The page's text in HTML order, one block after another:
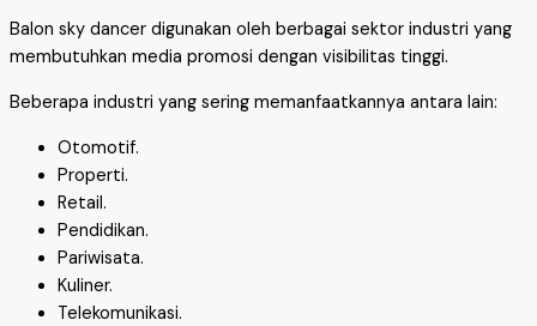
Balon sky dancer digunakan oleh berbagai sektor industri yang
membutuhkan media promosi dengan visibilitas tinggi.
Beberapa industri yang sering memanfaatkannya antara lain:
Otomotif.
Properti.
Retail.
Pendidikan.
Pariwisata.
Kuliner.
Telekomunikasi.